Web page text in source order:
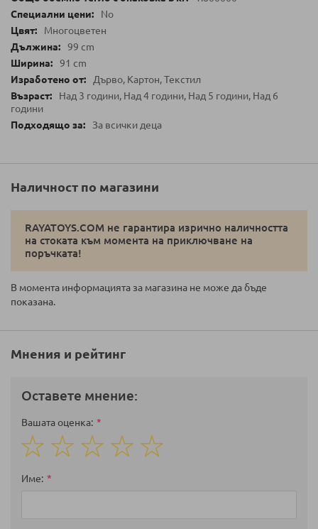
No
Многоцветен
99 cm
91 cm
Дърво, Картон, Текстил
Над 3 години, Над 4 години, Над 5 години, Над 6
години
За всички деца
Наличност по магазини
RAYATOYS.COM не гарантира изрично наличността
на стоката към момента на приключване на
поръчката!
В момента информацията за магазина не може да бъде
показана.
Мнения и рейтинг
Оставете мнение:
Вашата оценка
star
stars
stars
stars
stars
Име